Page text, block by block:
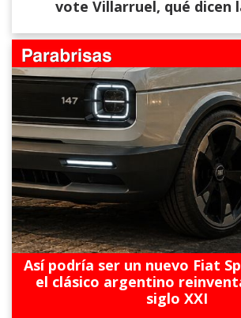
vote Villarruel, qué dicen
Así podría ser un nuevo Fiat
el clásico argentino
siglo XXI